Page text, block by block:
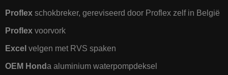
Proflex schokbreker, gereviseerd door Proflex zelf in België
Proflex voorvork
Excel velgen met RVS spaken
OEM Honda aluminium waterpompdeksel